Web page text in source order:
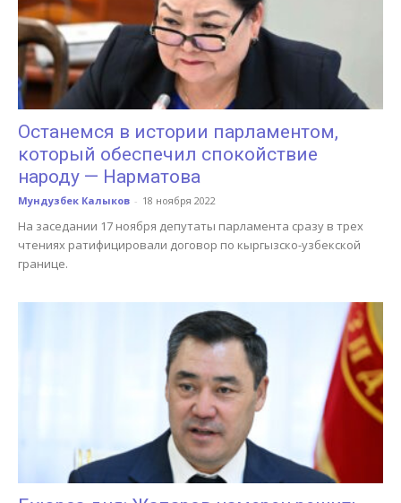
Останемся в истории парламентом,
который обеспечил спокойствие
народу — Нарматова
Мундузбек Калыков - 18 ноября 2022
На заседании 17 ноября депутаты парламента сразу в трех
чтениях ратифицировали договор по кыргызско-узбекской
границе.